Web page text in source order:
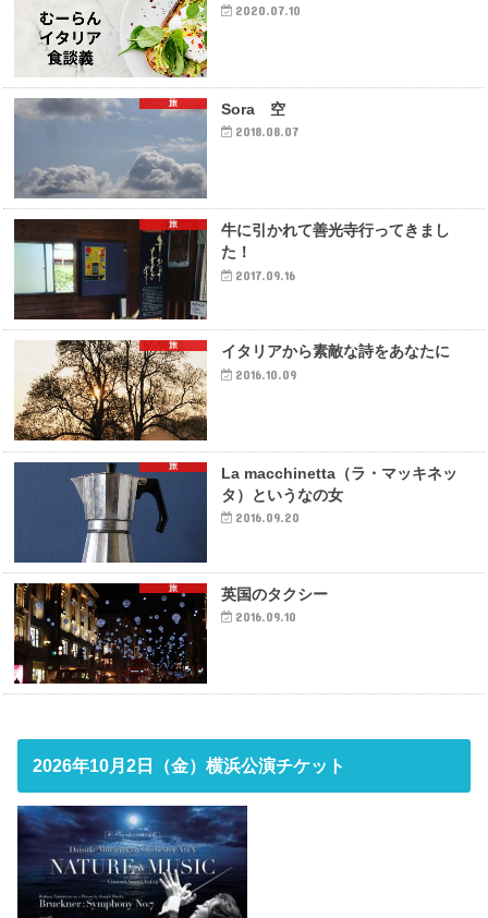
2020.07.10
旅 Sora 空
2018.08.07
旅
牛に引かれて善光寺行ってきまし
た！
2017.09.16
旅 イタリアから素敵な詩をあなたに
2016.10.09
旅
La macchinetta（ラ・マッキネッ
タ）というなの女
2016.09.20
旅 英国のタクシー
2016.09.10
2026年10月2日（金）横浜公演チケット